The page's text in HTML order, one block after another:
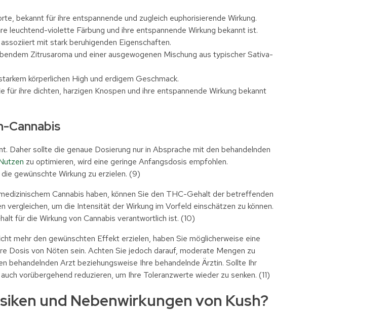
bekannt für ihre entspannende und zugleich euphorisierende Wirkung.
leuchtend-violette Färbung und ihre entspannende Wirkung bekannt ist.
mit stark beruhigenden Eigenschaften.
Zitrusaroma und einer ausgewogenen Mischung aus typischer Sativa-
körperlichen High und erdigem Geschmack.
für ihre dichten, harzigen Knospen und ihre entspannende Wirkung bekannt
Cannabis
Daher sollte die genaue Dosierung nur in Absprache mit den behandelnden
zu optimieren, wird eine geringe Anfangsdosis empfohlen.
gewünschte Wirkung zu erzielen. (9)
Cannabis haben, können Sie den THC-Gehalt der betreffenden
vergleichen, um die Intensität der Wirkung im Vorfeld einschätzen zu können.
für die Wirkung von Cannabis verantwortlich ist. (10)
mehr den gewünschten Effekt erzielen, haben Sie möglicherweise eine
Dosis von Nöten sein. Achten Sie jedoch darauf, moderate Mengen zu
behandelnden Arzt beziehungsweise Ihre behandelnde Ärztin. Sollte Ihr
vorübergehend reduzieren, um Ihre Toleranzwerte wieder zu senken. (11)
und Nebenwirkungen von Kush?